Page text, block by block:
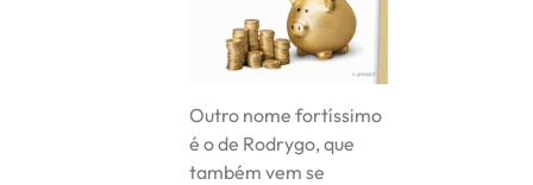
Outro nome fortíssimo
é o de Rodrygo, que
também vem se